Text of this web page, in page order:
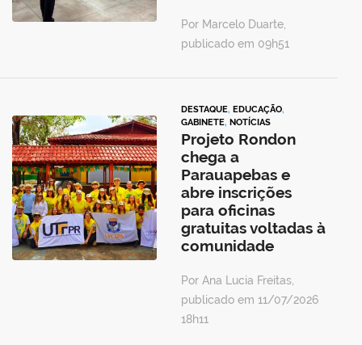
Por Marcelo Duarte,
publicado em 09h51
DESTAQUE, EDUCAÇÃO,
GABINETE, NOTÍCIAS
Projeto Rondon
chega a
Parauapebas e
abre inscrições
para oficinas
gratuitas voltadas à
comunidade
Por Ana Lucia Freitas,
publicado em 11/07/2026
18h11